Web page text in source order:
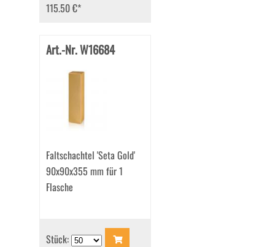
115.50 €*
Art.-Nr. W16684
Faltschachtel 'Seta Gold'
90x90x355 mm für 1
Flasche
Stück: